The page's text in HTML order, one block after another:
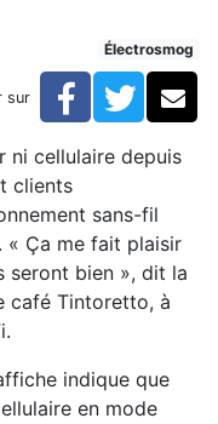
sur les ondes
Électrosmog
sur Facebook
ni cellulaire depuis
clients
sans-fil
« Ça me fait plaisir
seront bien », dit la
café Tintoretto, à
indique que
en mode